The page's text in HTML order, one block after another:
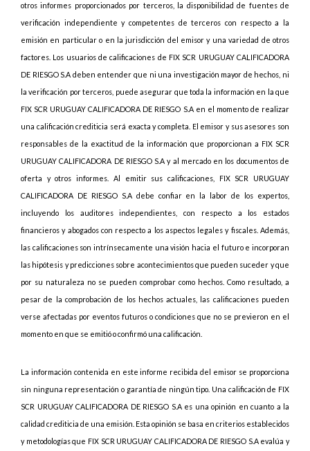
otros informes proporcionados por terceros, la disponibilidad de fuentes de
verificación independiente y competentes de terceros con respecto a la
emisión en particular o en la jurisdicción del emisor y una variedad de otros
factores. Los usuarios de calificaciones de FIX SCR URUGUAY CALIFICADORA
DE RIESGO S.A deben entender que ni una investigación mayor de hechos, ni
la verificación por terceros, puede asegurar que toda la información en la que
FIX SCR URUGUAY CALIFICADORA DE RIESGO S.A en el momento de realizar
una calificación crediticia será exacta y completa. El emisor y sus asesores son
responsables de la exactitud de la información que proporcionan a FIX SCR
URUGUAY CALIFICADORA DE RIESGO S.A y al mercado en los documentos de
oferta y otros informes. Al emitir sus calificaciones, FIX SCR URUGUAY
CALIFICADORA DE RIESGO S.A debe confiar en la labor de los expertos,
incluyendo los auditores independientes, con respecto a los estados
financieros y abogados con respecto a los aspectos legales y fiscales. Además,
las calificaciones son intrínsecamente una visión hacia el futuro e incorporan
las hipótesis y predicciones sobre acontecimientos que pueden suceder y que
por su naturaleza no se pueden comprobar como hechos. Como resultado, a
pesar de la comprobación de los hechos actuales, las calificaciones pueden
verse afectadas por eventos futuros o condiciones que no se previeron en el
momento en que se emitió o confirmó una calificación.
La información contenida en este informe recibida del emisor se proporciona
sin ninguna representación o garantía de ningún tipo. Una calificación de FIX
SCR URUGUAY CALIFICADORA DE RIESGO S.A es una opinión en cuanto a la
calidad crediticia de una emisión. Esta opinión se basa en criterios establecidos
y metodologías que FIX SCR URUGUAY CALIFICADORA DE RIESGO S.A evalúa y